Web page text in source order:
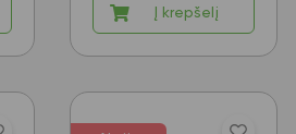
Į krepšelį